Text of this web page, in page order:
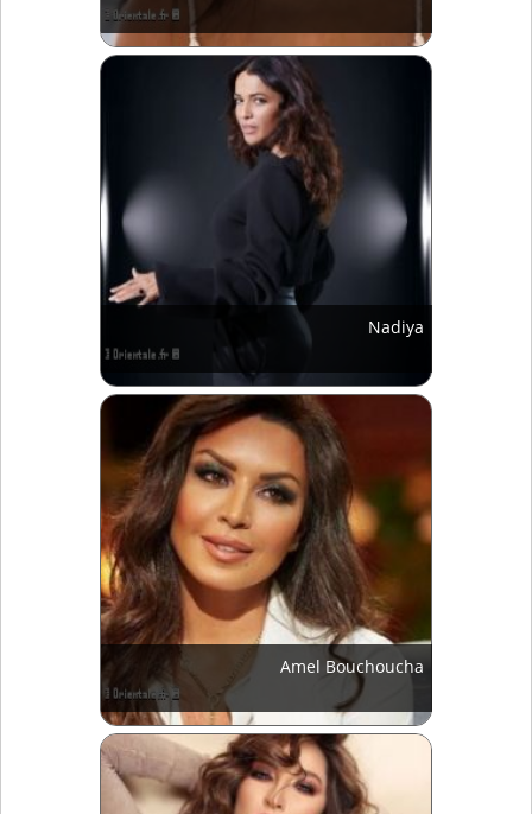
Nadiya
Amel Bouchoucha